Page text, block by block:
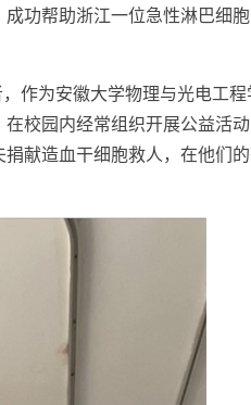
功帮助浙江一位急性淋巴细
作为安徽大学物理与光电工程
校园内经常组织开展公益活动
献造血干细胞救人，在他们